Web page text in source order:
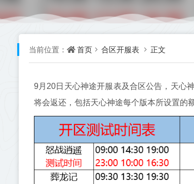
当前位置： 首页 合区开服表 正文
9月20日天心神途开服表及合区公告，天心
将会返还，包括天心神途每个版本所设置的